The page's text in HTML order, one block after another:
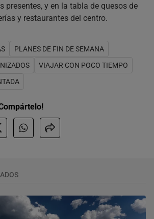
presentes, y en la tabla de quesos de
y restaurantes del centro.
PLANES DE FIN DE SEMANA
VIAJAR CON POCO TIEMPO